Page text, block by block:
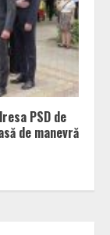
PSD de
de manevră